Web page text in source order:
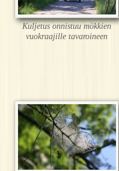
Kuljetus onnistuu mökkien
vuokraajille tavaroineen